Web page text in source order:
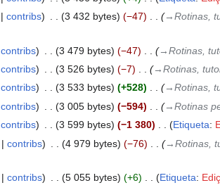
contribs 3 432 bytes −47 →‎Rotinas,
contribs 3 479 bytes −47
→‎Rotinas,
contribs 3 526 bytes −7
→‎Rotinas,
contribs 3 533 bytes +528
→‎Rotinas,
contribs 3 005 bytes −594
→‎Rotinas
contribs 3 599 bytes −1 380 Etiqueta:
contribs 4 979 bytes −76 →‎Rotinas,
contribs 5 055 bytes +6 Etiqueta: